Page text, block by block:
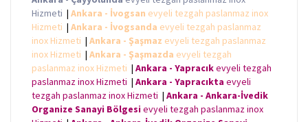
Hizmeti | Ankara - İvogsan evyeli tezgah paslanmaz inox
Hizmeti | Ankara - İvogsanda evyeli tezgah paslanmaz
inox Hizmeti | Ankara - Şaşmaz evyeli tezgah paslanmaz
inox Hizmeti | Ankara - Şaşmazda evyeli tezgah
paslanmaz inox Hizmeti | Ankara - Yapracıkevyeli tezgah
paslanmaz inox Hizmeti | Ankara - Yapracıkta evyeli
tezgah paslanmaz inox Hizmeti | Ankara - Ankara-İvedik
Organize Sanayi Bölgesievyeli tezgah paslanmaz inox